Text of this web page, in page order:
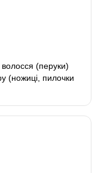
(перуки)
(ножиці, пилочки